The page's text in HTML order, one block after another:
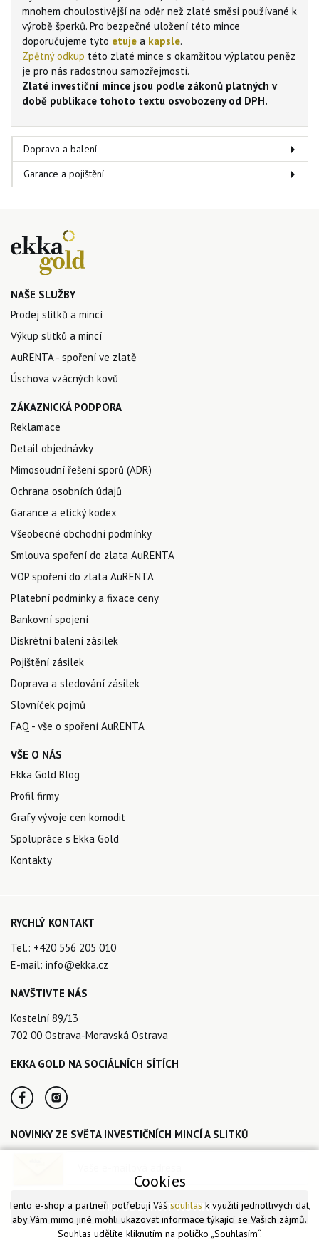
mnohem choulostivější na oděr než zlaté směsi používané k
výrobě šperků. Pro bezpečné uložení této mince
doporučujeme tyto etuje a kapsle.
Zpětný odkup této zlaté mince s okamžitou výplatou peněz
je pro nás radostnou samozřejmostí.
Zlaté investiční mince jsou podle zákonů platných v
době publikace tohoto textu osvobozeny od DPH.
Doprava a balení
Garance a pojištění
NAŠE SLUŽBY
Prodej slitků a mincí
Výkup slitků a mincí
AuRENTA - spoření ve zlatě
Úschova vzácných kovů
ZÁKAZNICKÁ PODPORA
Reklamace
Detail objednávky
Mimosoudní řešení sporů (ADR)
Ochrana osobních údajů
Garance a etický kodex
Všeobecné obchodní podmínky
Smlouva spoření do zlata AuRENTA
VOP spoření do zlata AuRENTA
Platební podmínky a fixace ceny
Bankovní spojení
Diskrétní balení zásilek
Pojištění zásilek
Doprava a sledování zásilek
Slovníček pojmů
FAQ - vše o spoření AuRENTA
VŠE O NÁS
Ekka Gold Blog
Profil firmy
Grafy vývoje cen komodit
Spolupráce s Ekka Gold
Kontakty
RYCHLÝ KONTAKT
Tel.: +420 556 205 010
E-mail: info@ekka.cz
NAVŠTIVTE NÁS
Kostelní 89/13
702 00 Ostrava-Moravská Ostrava
EKKA GOLD NA SOCIÁLNÍCH SÍTÍCH
NOVINKY ZE SVĚTA INVESTIČNÍCH MINCÍ A SLITKŮ
CHCI ODEBÍRAT NOVINKY
Cookies
Tento e-shop a partneři potřebují Váš souhlas k využití jednotlivých dat,
aby Vám mimo jiné mohli ukazovat informace týkající se Vašich zájmů.
Souhlas udělíte kliknutím na políčko „Souhlasím“.